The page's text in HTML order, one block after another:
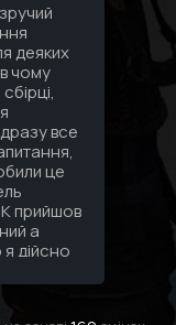
деяких
чому
все
це
прийшов
а
дійсно
та